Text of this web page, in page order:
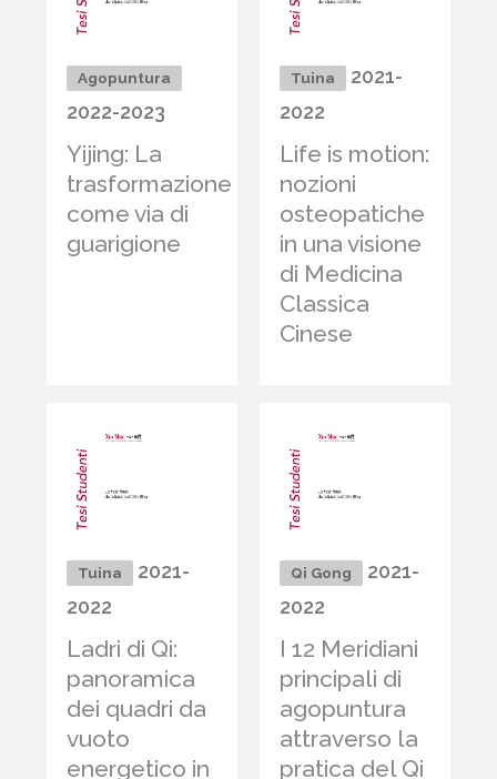
Agopuntura
2022-2023
Yijing: La
trasformazione
come via di
guarigione
Tuina
2021-
2022
Life is motion:
nozioni
osteopatiche
in una visione
di Medicina
Classica
Cinese
Tuina
2021-
2022
Ladri di Qi:
panoramica
dei quadri da
vuoto
energetico in
Qi Gong
2021-
2022
I 12 Meridiani
principali di
agopuntura
attraverso la
pratica del Qi